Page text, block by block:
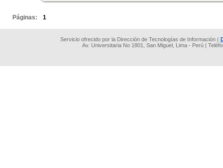
Páginas: 1
Servicio ofrecido por la Dirección de Tecnologías de Información (
Av. Universitaria No 1801, San Miguel, Lima - Perú |